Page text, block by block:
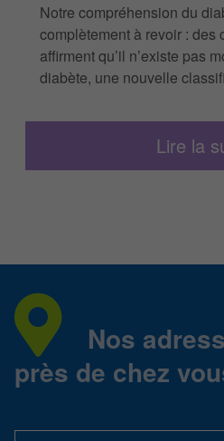
Notre compréhension du
complètement à revoir : des
affirment qu’il n’existe pas
diabète, une nouvelle
Lire la
Nos
près de chez